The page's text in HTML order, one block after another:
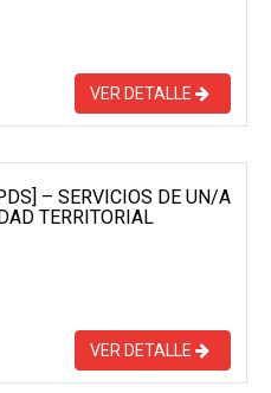
VER DETALLE
– SERVICIOS DE UN/A
TERRITORIAL
VER DETALLE